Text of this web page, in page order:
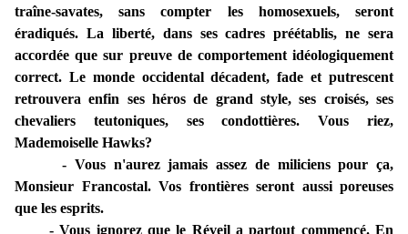
traîne-savates, sans compter les homosexuels, seront
éradiqués. La liberté, dans ses cadres préétablis, ne sera
accordée que sur preuve de comportement idéologiquement
correct. Le monde occidental décadent, fade et putrescent
retrouvera enfin ses héros de grand style, ses croisés, ses
chevaliers teutoniques, ses condottières. Vous riez,
Mademoiselle Hawks?
- Vous n'aurez jamais assez de miliciens pour ça,
Monsieur Francostal. Vos frontières seront aussi poreuses
que les esprits.
- Vous ignorez que le Réveil a partout commencé. En